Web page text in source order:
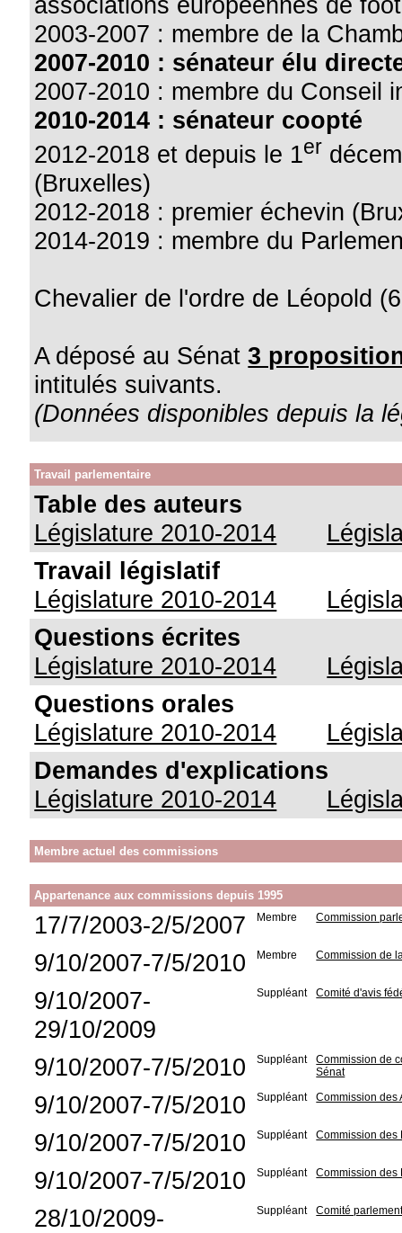
2003-2007 : membre de la
2007-2010 : sénateur élu
2007-2010 : membre du Conseil
2010-2014 : sénateur coopté
2012-2018 et depuis le 1er
(Bruxelles)
2012-2018 : premier échevin
2014-2019 : membre du
Chevalier de l'ordre de Léopold
A déposé au Sénat3
intitulés suivants.
(Données disponibles depuis la
Travail parlementaire
Table des auteurs
Législature 2010-2014
Travail législatif
Législature 2010-2014
Questions écrites
Législature 2010-2014
Questions orales
Législature 2010-2014
Demandes d'explications
Législature 2010-2014
Membre actuel des commissions
Appartenance aux commissions depuis 1995
17/7/2003-2/5/2007 Membre Commission
9/10/2007-7/5/2010 Membre Commission de
9/10/2007-
29/10/2009
Suppléant Comité d'avis
9/10/2007-7/5/2010 Suppléant
Commission de
Sénat
9/10/2007-7/5/2010 Suppléant Commission des
9/10/2007-7/5/2010 Suppléant Commission des
9/10/2007-7/5/2010 Suppléant Commission des
28/10/2009-
Suppléant Comité